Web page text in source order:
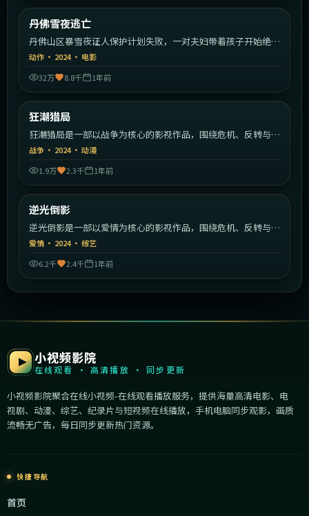
最新
丹佛雪夜逃亡
丹佛山区暴雪夜证人保护计划失败，一对夫妇带着孩子开始绝命
逃亡。
动作 · 2024· 电影
32万
8.8千 1年前
最新
狂潮猎局
狂潮猎局是一部以战争为核心的影视作品，围绕危机、反转与人
物成长展开，整体节奏紧凑，值得推荐观看。
战争 · 2024· 动漫
1.9万
2.3千 1年前
最新
逆光倒影
逆光倒影是一部以爱情为核心的影视作品，围绕危机、反转与人
物成长展开，整体节奏紧凑，值得推荐观看。
爱情 · 2024· 综艺
6.2千
2.4千 1年前
小视频影院
在线观看 · 高清播放 · 同步更新
小视频影院聚合在线小视频-在线观看播放服务，提供海量高清电影、电
视剧、动漫、综艺、纪录片与短视频在线播放，手机电脑同步观影，画质
流畅无广告，每日同步更新热门资源。
快捷导航
首页